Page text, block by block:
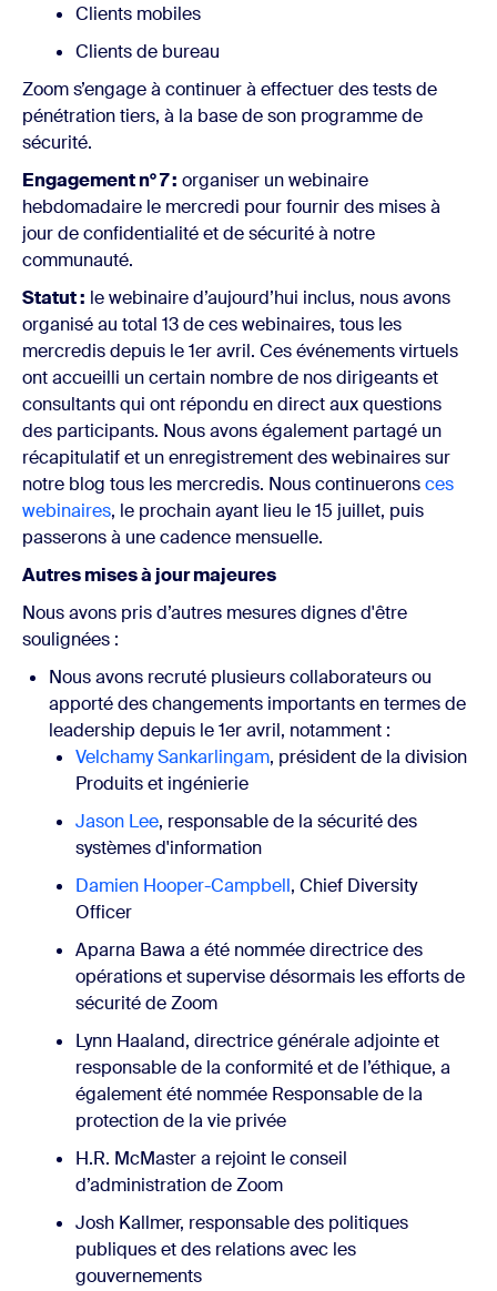
Clients mobiles
Clients de bureau
Zoom s’engage à continuer à effectuer des tests de
pénétration tiers, à la base de son programme de
sécurité.
Engagement n° 7 : organiser un webinaire
hebdomadaire le mercredi pour fournir des mises à
jour de confidentialité et de sécurité à notre
communauté.
Statut : le webinaire d’aujourd’hui inclus, nous avons
organisé au total 13 de ces webinaires, tous les
mercredis depuis le 1er avril. Ces événements virtuels
ont accueilli un certain nombre de nos dirigeants et
consultants qui ont répondu en direct aux questions
des participants. Nous avons également partagé un
récapitulatif et un enregistrement des webinaires sur
notre blog tous les mercredis. Nous continueronsces
webinaires, le prochain ayant lieu le 15 juillet, puis
passerons à une cadence mensuelle.
Autres mises à jour majeures
Nous avons pris d’autres mesures dignes d'être
soulignées :
Nous avons recruté plusieurs collaborateurs ou
apporté des changements importants en termes de
leadership depuis le 1er avril, notamment :
Velchamy Sankarlingam, président de la division
Produits et ingénierie
Jason Lee, responsable de la sécurité des
systèmes d'information
Damien Hooper-Campbell, Chief Diversity
Officer
Aparna Bawa a été nommée directrice des
opérations et supervise désormais les efforts de
sécurité de Zoom
Lynn Haaland, directrice générale adjointe et
responsable de la conformité et de l’éthique, a
également été nommée Responsable de la
protection de la vie privée
H.R. McMaster a rejoint le conseil
d’administration de Zoom
Josh Kallmer, responsable des politiques
publiques et des relations avec les
gouvernements